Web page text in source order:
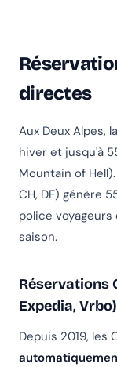
directes
Aux Deux Alpes,
hiver et jusqu'à
Mountain of
CH, DE) génère
police
saison.
Réservations
Expedia, Vrbo)
Depuis 2019, les